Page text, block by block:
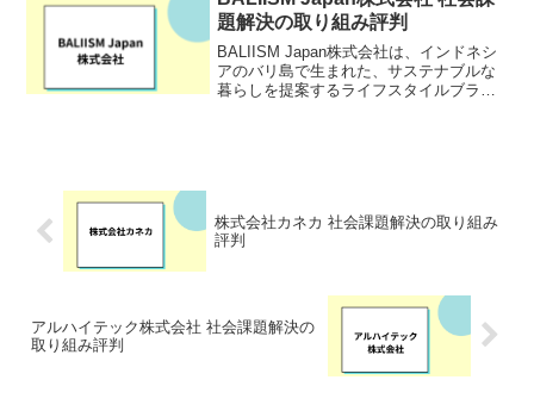
ち上げ支援」「チャイ...
題解決の取り組み評判
BALIISM Japan株式会社は、インドネシ
アのバリ島で生まれた、サステナブルな
暮らしを提案するライフスタイルブラン
株式会社カネカ 社会課題解決の取り組み
評判
アルハイテック株式会社 社会課題解決の
取り組み評判